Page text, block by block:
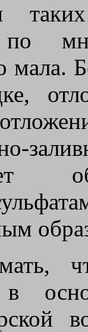
по
мала.
в